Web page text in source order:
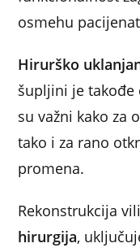
osmehu
Hirurško
šupljini je takođe
su važni kako za
tako i za rano
promena.
Rekonstrukcija
hirurgija,